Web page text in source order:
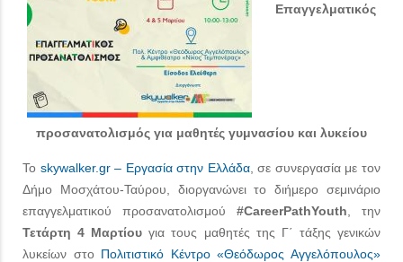
Επαγγελματικός
προσανατολισμός για μαθητές γυμνασίου και λυκείου
Το skywalker.gr – Εργασία στην Ελλάδα, σε συνεργασία με τον
Δήμο Μοσχάτου-Ταύρου, διοργανώνει το διήμερο σεμινάριο
επαγγελματικού προσανατολισμού #CareerPathYouth , την
Τετάρτη 4 Μαρτίου για τους μαθητές της Γ΄ τάξης γενικών
λυκείων στο Πολιτιστικό Κέντρο «Θεόδωρος Αγγελόπουλος»